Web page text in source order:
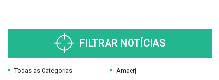
FILTRAR NOTÍCIAS
Todas as Categorias
Amaerj